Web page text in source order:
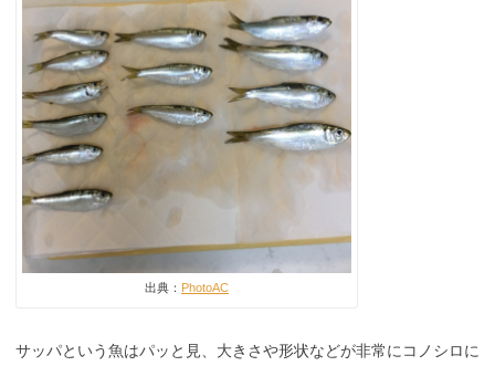
出典： PhotoAC
サッパという魚はパッと見、大きさや形状などが非常にコノシロに